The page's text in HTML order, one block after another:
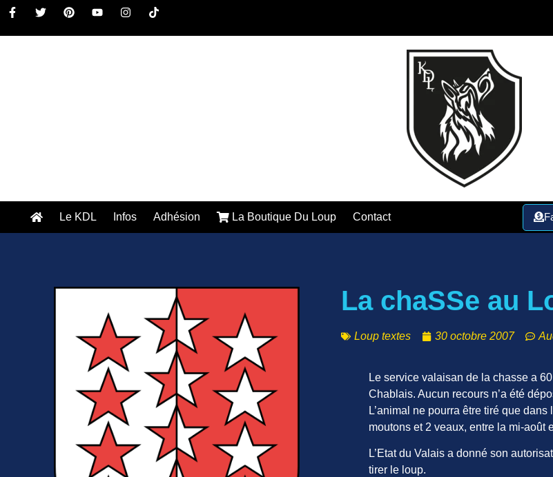
Le KDL Infos Adhésion La Boutique Du Loup Contact
La chaSSe au
Loup textes 30 octobre 2007
Le service valaisan de la chasse a
Chablais. Aucun recours n’a été
L’animal ne pourra être tiré que
moutons et 2 veaux, entre la mi-août
L’Etat du Valais a donné son
tirer le loup.